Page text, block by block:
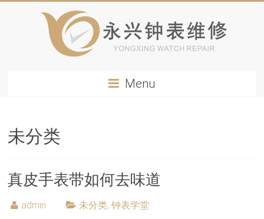
Menu
未分类
真皮手表带如何去味道
admin 未分类,钟表学堂